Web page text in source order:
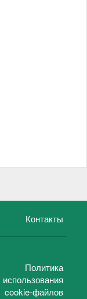
Контакты
Политика
использования
cookie-файлов